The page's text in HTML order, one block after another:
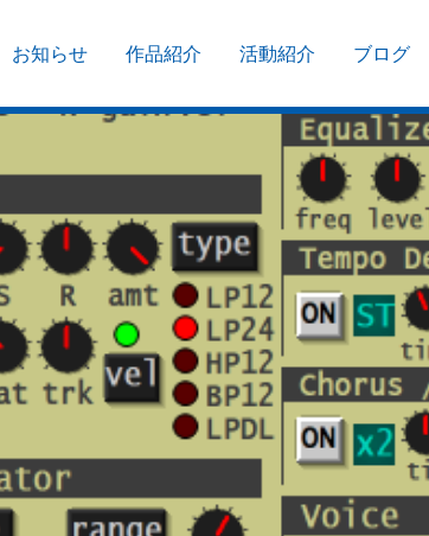
お知らせ 作品紹介 活動紹介 ブログ